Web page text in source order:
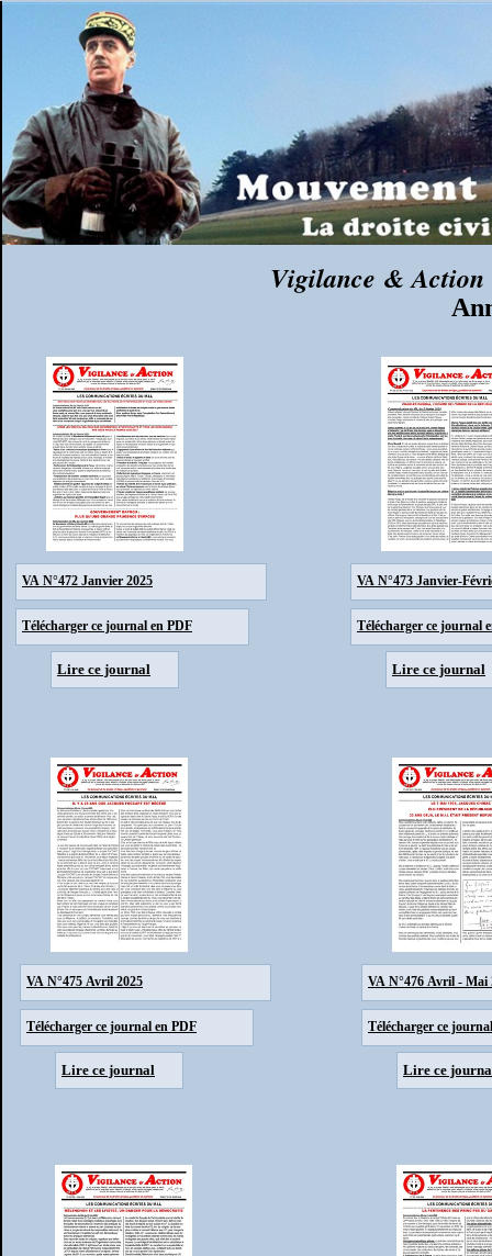
Vigilance & Action
Lire ce journal
VA N°472 Janvier 2025
Télécharger ce journal en PDF
Lire ce journal
VA N°473 Janvier-
Télécharger ce journal
Lire ce journal
VA N°475 Avril 2025
Télécharger ce journal en PDF
Lire ce
VA N°476 Avril - Mai
Télécharger ce